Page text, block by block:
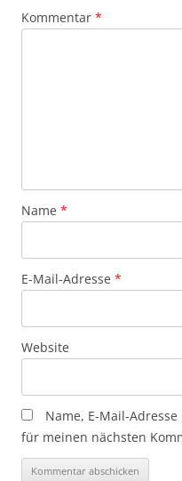
Kommentar *
Name *
E-Mail-Adresse *
Website
Name, E-Mail-
für meinen nächsten